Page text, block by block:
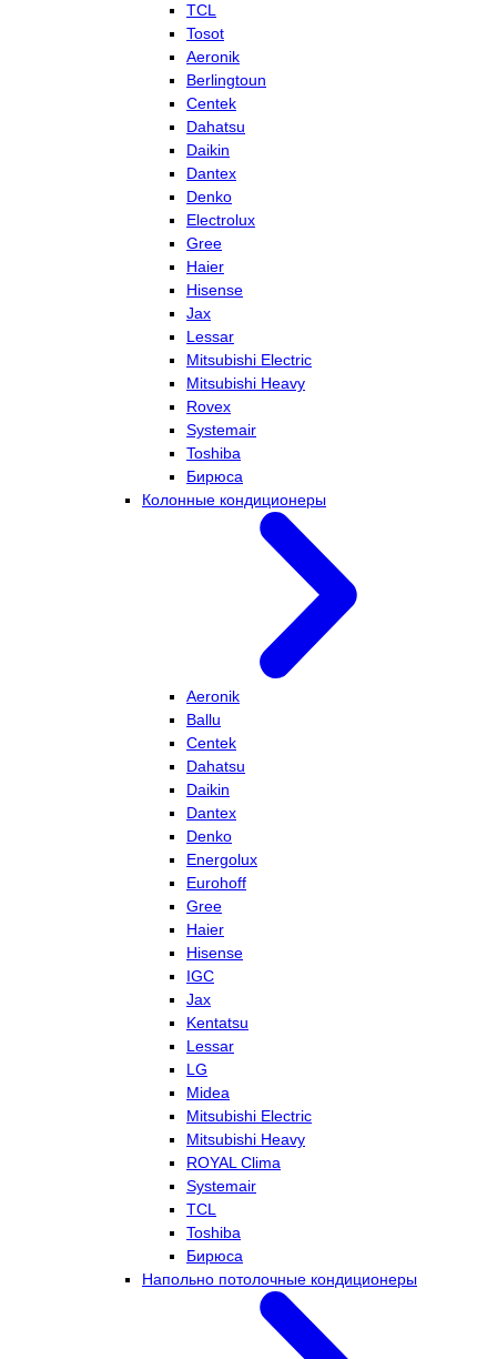
TCL
Tosot
Aeronik
Berlingtoun
Centek
Dahatsu
Daikin
Dantex
Denko
Electrolux
Gree
Haier
Hisense
Jax
Lessar
Mitsubishi Electric
Mitsubishi Heavy
Rovex
Systemair
Toshiba
Бирюса
Колонные кондиционеры
Aeronik
Ballu
Centek
Dahatsu
Daikin
Dantex
Denko
Energolux
Eurohoff
Gree
Haier
Hisense
IGC
Jax
Kentatsu
Lessar
LG
Midea
Mitsubishi Electric
Mitsubishi Heavy
ROYAL Clima
Systemair
TCL
Toshiba
Бирюса
Напольно потолочные кондиционеры